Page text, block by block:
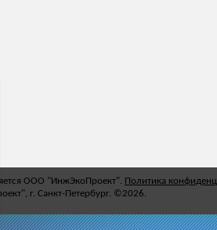
ООО "ИнжЭкоПроект". Политика
г. Санкт-Петербург. ©2026.